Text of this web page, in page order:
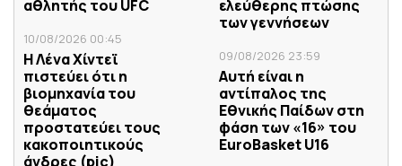
αθλητής του UFC
10/08/2026 00:45
Η Λένα Χίντεϊ
πιστεύει ότι η
βιομηχανία του
θεάματος
προστατεύει τους
κακοποιητικούς
άνδρες (pic)
ελεύθερης πτώσης
των γεννήσεων
09/08/2026 23:59
Αυτή είναι η
αντίπαλος της
Εθνικής Παίδων στη
φάση των «16» του
EuroBasket U16